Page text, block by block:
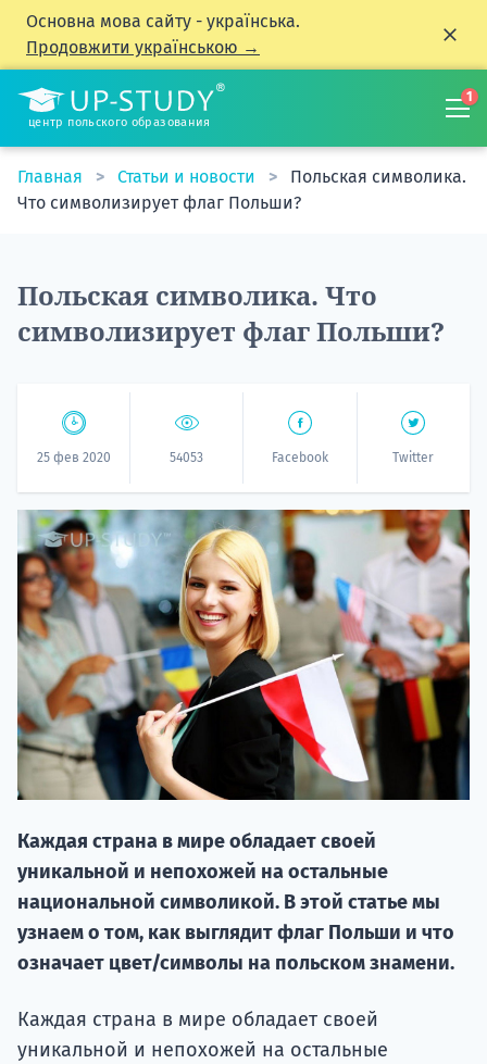
Основна мова сайту - українська.
Продовжити українською →
центр польского образования
1
Главная Статьи и новости
Польская символика.
Что символизирует флаг Польши?
Польская символика. Что
символизирует флаг Польши?
25 фев 2020 54053 Facebook Twitter
Каждая страна в мире обладает своей
уникальной и непохожей на остальные
национальной символикой. В этой статье мы
узнаем о том, как выглядит флаг Польши и что
означает цвет/символы на польском знамени.
Каждая страна в мире обладает своей
уникальной и непохожей на остальные
20.09